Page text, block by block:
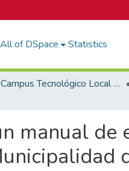
All of DSpace Statistics
Campus Tecnológico Local San Carlos
manual